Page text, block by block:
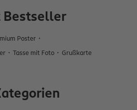
Bestseller
Poster
Tasse mit Foto Grußkarte